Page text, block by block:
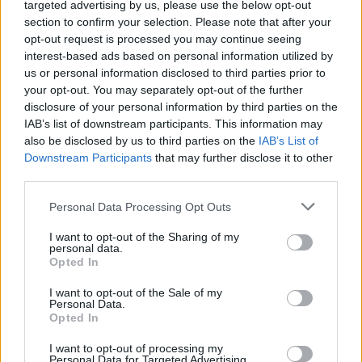
targeted advertising by us, please use the below opt-out
section to confirm your selection. Please note that after your
opt-out request is processed you may continue seeing
interest-based ads based on personal information utilized by
us or personal information disclosed to third parties prior to
your opt-out. You may separately opt-out of the further
disclosure of your personal information by third parties on the
IAB’s list of downstream participants. This information may
also be disclosed by us to third parties on the IAB’s List of
Downstream Participants that may further disclose it to other
Personal Data Processing Opt Outs
I want to opt-out of the Sharing of my
personal data.
Opted In
I want to opt-out of the Sale of my
Personal Data.
Opted In
I want to opt-out of processing my
a temperatura ambiente ottenuto dal processo di
rigassificazione viene poi compresso e immesso in un
gasdotto che parte dalla Fsru e arriva fino alla rete di
trasporto nazionale. Da qualche giorno, per una durata di 6
mesi, è avviata la sperimentazione dello “sdoganamento in
mare”, volto a snellire e velocizzare il traffico di